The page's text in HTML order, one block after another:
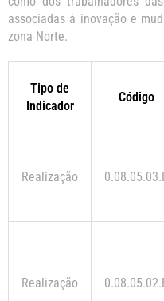
associadas à inovação e
zona Norte.
Tipo de
Indicador
Código
Realização
Realização